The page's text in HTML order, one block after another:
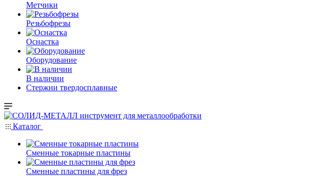
Метчики
Резьбофрезы
Оснастка
Оборудование
В наличии
Стержни твердосплавные
Каталог
Сменные токарные пластины
Сменные пластины для фрез